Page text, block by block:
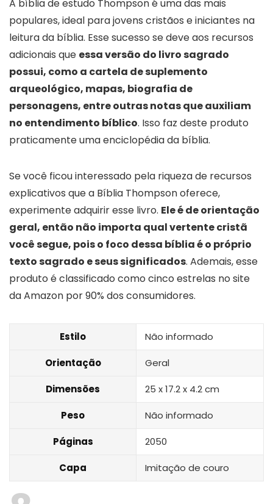
A bíblia de estudo Thompson é uma das mais
populares, ideal para jovens cristãos e iniciantes na
leitura da bíblia. Esse sucesso se deve aos recursos
adicionais que essa versão do livro sagrado
possui, como a cartela de suplemento
arqueológico, mapas, biografia de
personagens, entre outras notas que auxiliam
no entendimento bíblico. Isso faz deste produto
praticamente uma enciclopédia da bíblia.
Se você ficou interessado pela riqueza de recursos
explicativos que a Bíblia Thompson oferece,
experimente adquirir esse livro. Ele é de orientação
geral, então não importa qual vertente cristã
você segue, pois o foco dessa bíblia é o próprio
texto sagrado e seus significados. Ademais, esse
produto é classificado como cinco estrelas no site
da Amazon por 90% dos consumidores.
Estilo Não informado
Orientação Geral
Dimensões 25 x 17.2 x 4.2 cm
Peso Não informado
Páginas 2050
Capa Imitação de couro